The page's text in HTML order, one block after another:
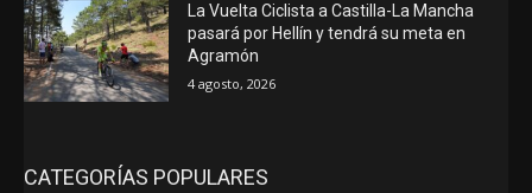
La Vuelta Ciclista a Castilla-La Mancha
pasará por Hellín y tendrá su meta en
Agramón
4 agosto, 2026
CATEGORÍAS POPULARES